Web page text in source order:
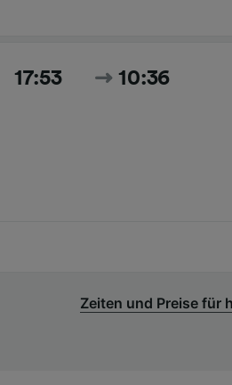
17:53 10:36
Zeiten und Preise für